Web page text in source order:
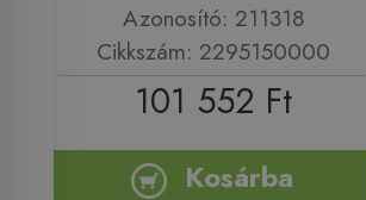
Azonosító: 211318
Cikkszám: 2295150000
101 552 Ft
Kosárba